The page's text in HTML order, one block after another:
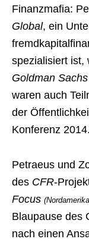
Finanzmafia:
Global, ein
spezialisiert ist,
Goldman
waren auch
der
Konferenz 2014.
Petraeus und
des CFR-
Focus
Blaupause des
nach einen